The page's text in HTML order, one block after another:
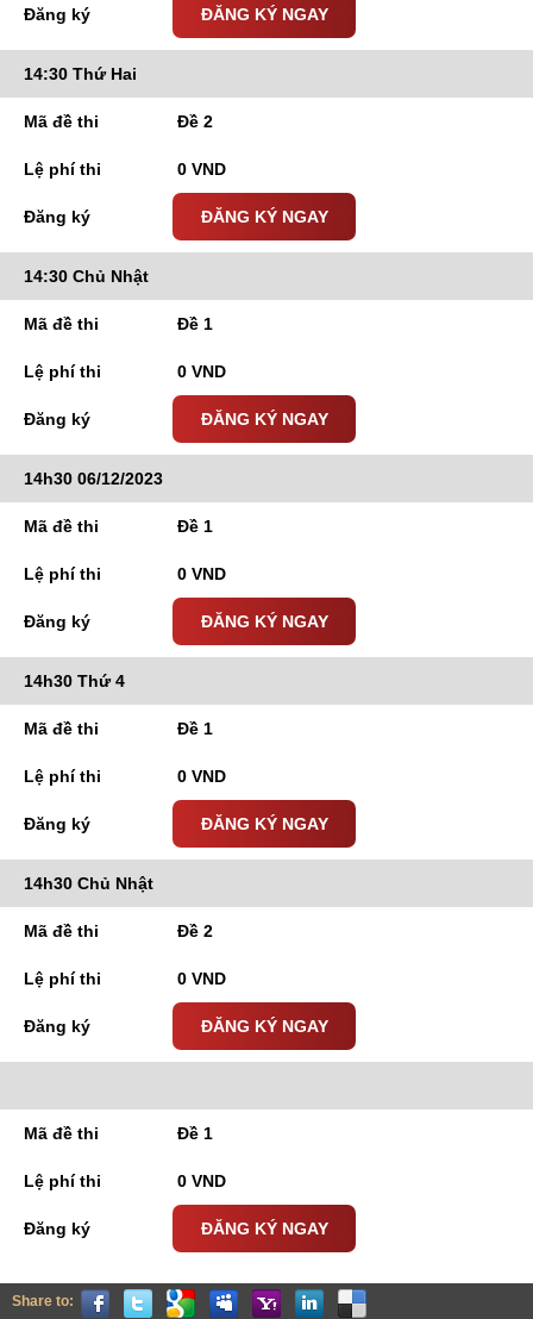
ĐĂNG KÝ NGAY
14:30 Thứ Hai
Đề 2
0 VND
ĐĂNG KÝ NGAY
14:30 Chủ Nhật
Đề 1
0 VND
ĐĂNG KÝ NGAY
14h30 06/12/2023
Đề 1
0 VND
ĐĂNG KÝ NGAY
14h30 Thứ 4
Đề 1
0 VND
ĐĂNG KÝ NGAY
14h30 Chủ Nhật
Đề 2
0 VND
ĐĂNG KÝ NGAY
Đề 1
0 VND
ĐĂNG KÝ NGAY
Share to: